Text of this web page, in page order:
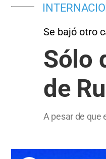
Se bajó otro
Sólo
de
A pesar de que